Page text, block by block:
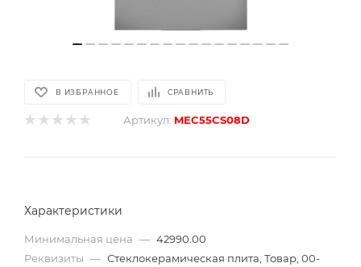
В ИЗБРАННОЕ СРАВНИТЬ
Артикул: MEC55CS08D
Характеристики
Минимальная цена — 42990.00
Реквизиты — Стеклокерамическая плита, Товар, 00-